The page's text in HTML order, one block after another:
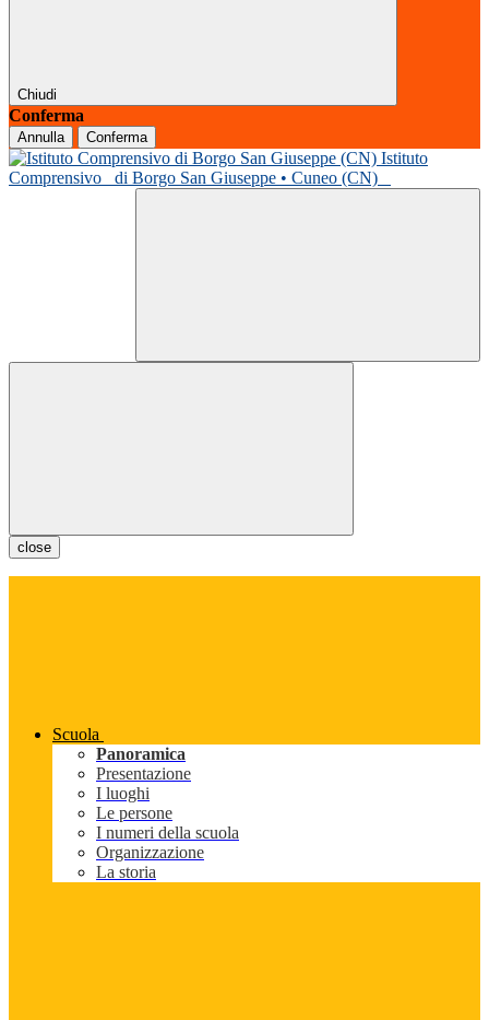
Chiudi
Conferma
Annulla Conferma
Istituto
Comprensivo
di Borgo San Giuseppe • Cuneo (CN)
close
Scuola
Panoramica
Presentazione
I luoghi
Le persone
I numeri della scuola
Organizzazione
La storia